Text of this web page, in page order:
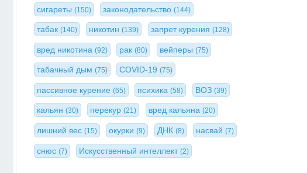
сигареты (150) законодательство(144)
табак (140) никотин(139) запрет курения (128)
вред никотина (92) рак(80) вейперы (75)
табачный дым (75) COVID-19(75)
пассивное курение (65) психика(58) ВОЗ (39)
кальян (30) перекур(21) вред кальяна (20)
лишний вес (15) окурки(9) ДНК (8) насвай(7)
снюс (7) Искусственный интеллект(2)